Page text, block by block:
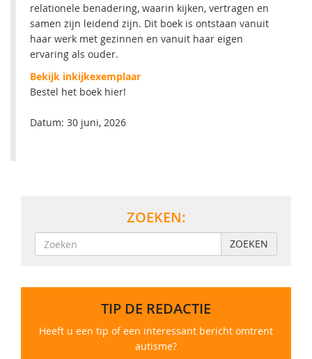
relationele benadering, waarin kijken, vertragen en
samen zijn leidend zijn. Dit boek is ontstaan vanuit
haar werk met gezinnen en vanuit haar eigen
ervaring als ouder.
Bekijk inkijkexemplaar
Bestel het boek hier!
Datum: 30 juni, 2026
ZOEKEN:
ZOEKEN
TIP DE REDACTIE
Heeft u een tip of een interessant bericht omtrent
autisme?